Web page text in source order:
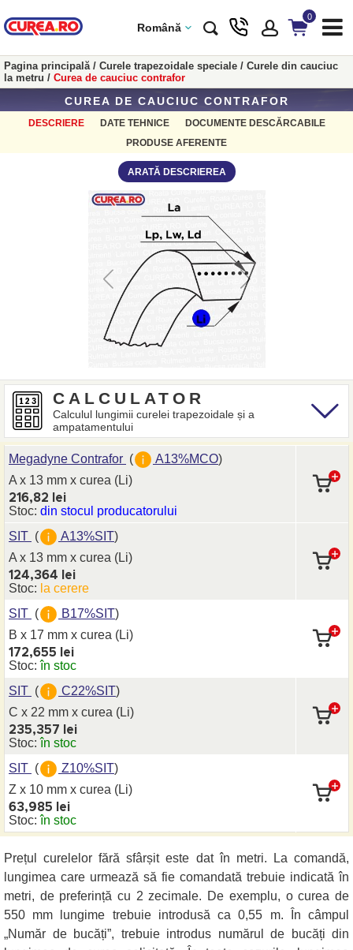
Română
0
Pagina principală/ Curele trapezoidale speciale / Curele din cauciuc
la metru / Curea de cauciuc contrafor
CUREA DE CAUCIUC CONTRAFOR
DESCRIERE DATE TEHNICE
DOCUMENTE DESCĂRCABILE
PRODUSE AFERENTE
ARATĂ DESCRIEREA
CALCULATOR
Calculul lungimii curelei trapezoidale și a
ampatamentului
Megadyne Contrafor ( A13%MCO)
A x 13 mm x curea (Li)
216,82 lei
Stoc: din stocul producatorului
SIT ( A13%SIT)
A x 13 mm x curea (Li)
124,364 lei
Stoc: la cerere
SIT ( B17%SIT)
B x 17 mm x curea (Li)
172,655 lei
Stoc:în stoc
SIT ( C22%SIT)
C x 22 mm x curea (Li)
235,357 lei
Stoc:în stoc
SIT ( Z10%SIT)
Z x 10 mm x curea (Li)
63,985 lei
Stoc:în stoc
Prețul curelelor fără sfârșit este dat în metri. La comandă,
lungimea care urmează să fie comandată trebuie indicată în
metri, de preferință cu 2 zecimale. De exemplu, o curea de
550 mm lungime trebuie introdusă ca 0,55 m. În câmpul
„Număr de bucăți”, trebuie introdus numărul de bucăți din